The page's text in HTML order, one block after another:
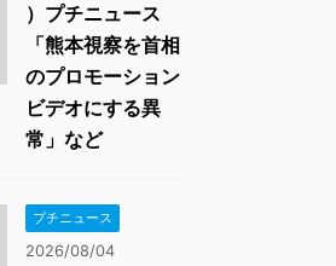
）プチニュース
「熊本視察を首相
のプロモーション
ビデオにする異
常」など
プチニュース
2026/08/04